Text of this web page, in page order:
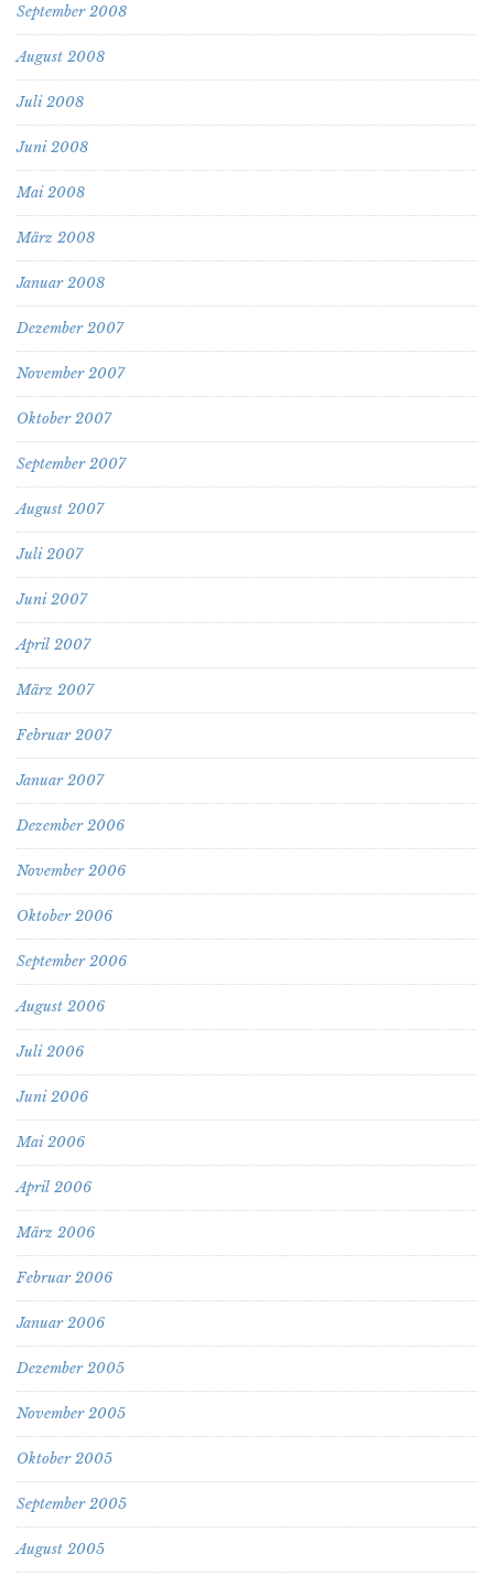
September 2008
August 2008
Juli 2008
Juni 2008
Mai 2008
März 2008
Januar 2008
Dezember 2007
November 2007
Oktober 2007
September 2007
August 2007
Juli 2007
Juni 2007
April 2007
März 2007
Februar 2007
Januar 2007
Dezember 2006
November 2006
Oktober 2006
September 2006
August 2006
Juli 2006
Juni 2006
Mai 2006
April 2006
März 2006
Februar 2006
Januar 2006
Dezember 2005
November 2005
Oktober 2005
September 2005
August 2005